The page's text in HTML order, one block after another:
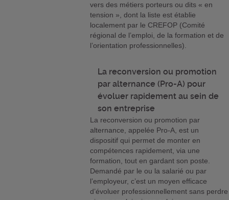
vers des métiers porteurs ou dits « en
tension », dont la liste est établie
localement par le CREFOP (Comité
régional de l’emploi, de la formation et de
l’orientation professionnelles).
La reconversion ou promotion
par alternance (Pro-A) pour
évoluer rapidement au sein de
son entreprise
La reconversion ou promotion par
alternance, appelée Pro-A, est un
dispositif qui permet de monter en
compétences rapidement, via une
formation, tout en gardant son poste.
Demandé par le ou la salarié ou par
l’employeur, c’est un moyen efficace
d’évoluer professionnellement sans perdre